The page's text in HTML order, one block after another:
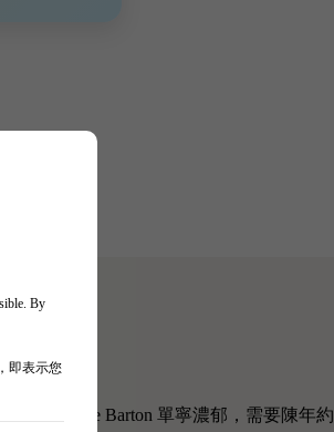
By
即表示您
，Leoville Barton 單寧濃郁，需要陳年約